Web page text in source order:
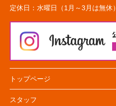
定休日： 水曜日（1月～3月は無休）
トップページ
スタッフ